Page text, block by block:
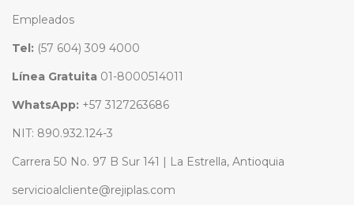
Empleados
Tel: (57 604) 309 4000
Línea Gratuita 01-8000514011
WhatsApp: +57 3127263686
NIT: 890.932.124-3
Carrera 50 No. 97 B Sur 141 | La Estrella, Antioquia
servicioalcliente@rejiplas.com